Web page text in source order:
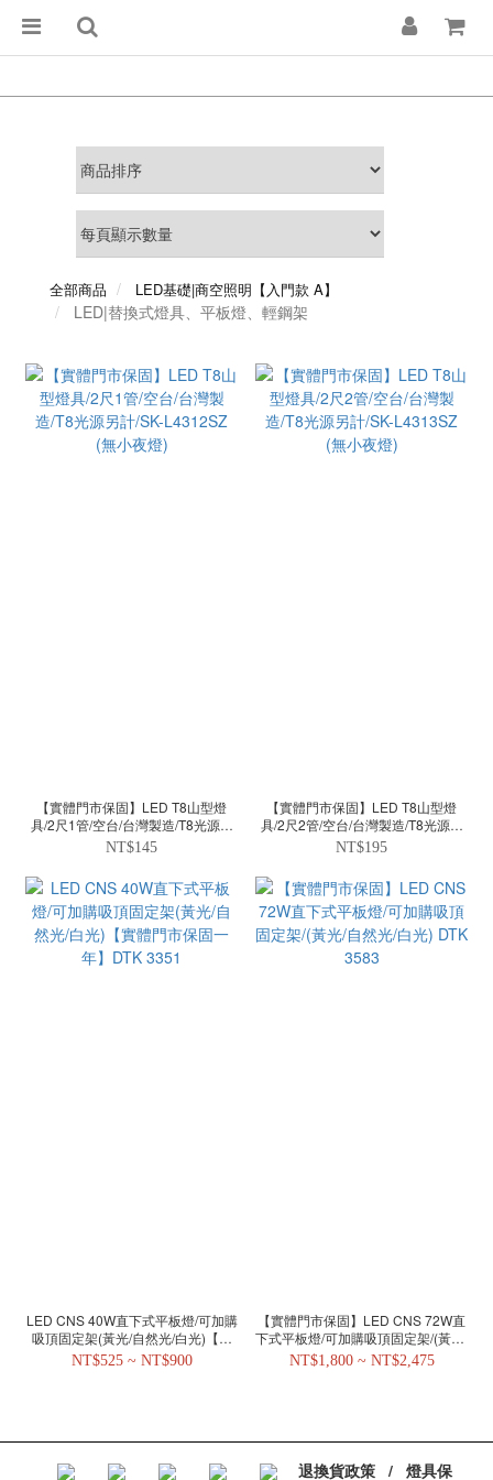
全部商品 LED基礎|商空照明【入門款 A】
LED|替換式燈具、平板燈、輕鋼架
【實體門市保固】LED T8山型燈
具/2尺1管/空台/台灣製造/T8光源另
計/SK-L4312SZ (無小夜燈)
NT$145
【實體門市保固】LED T8山型燈
具/2尺2管/空台/台灣製造/T8光源另
計/SK-L4313SZ (無小夜燈)
NT$195
LED CNS 40W直下式平板燈/可加購
吸頂固定架(黃光/自然光/白光)【實
體門市保固一年】DTK 3351
NT$525 ~ NT$900
【實體門市保固】LED CNS 72W直
下式平板燈/可加購吸頂固定架/(黃光/
自然光/白光) DTK 3583
NT$1,800 ~ NT$2,475
退換貨政策 / 燈具保